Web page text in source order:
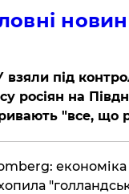
взяли під
росіян на
"все, що
економіка